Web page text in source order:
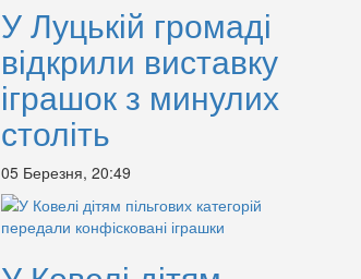
У Луцькій громаді
відкрили виставку
іграшок з минулих
століть
05 Березня, 20:49